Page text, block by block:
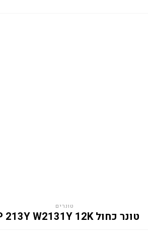
טונרים
טונר כחול HP 213Y W2131Y 12K